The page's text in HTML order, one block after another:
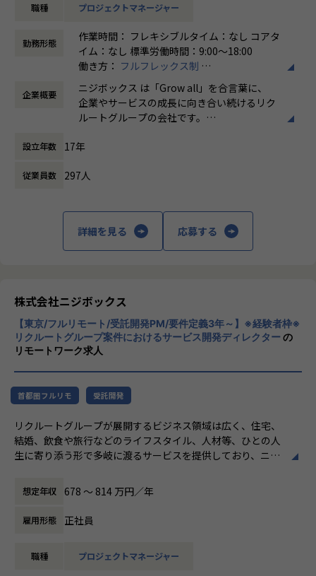
★ニジボックスでのワークスタイルが分かる、ブログ記事も
メンバーや社内の雰囲気、自由に学べてスキルアップできる
環境を感じていただけたら
・【社員インタビュー】Wantedly...https://www.wantedly.c
om/companies/nijibox/feed
・【メンバー執筆】Qiita...https://qiita.com/organization
・【オフィシャルブログ】…https://nijibox.jp/blog/
・【運営イベント】…https://nijibox.connpass.com/
リクルートグループのプロダクト開発ディレクションをお任
事業、ユーザー部門の担当者、プランナーと協業し、以下の
業務を担当いただきます。
＜企画・要件定義フェーズ＞
プロジェクトのQCDに責任を持ち、開発プロジェクトを推進
いただきます。
の整理
- エンジニアへの仕様説明
- ユーザーに向けてのコミュニケーション設計
- リリース後の様々なリスクへの対応計画
やりがい/魅力/醍醐味
現場ではただ指示された業務を行うのではなく、プロジェク
トの目的をふまえKPIを達成するためにどのような施策を行
定までに幅広く関わる機会があります。
て業務を経験することは、個人として今後のキャリアアップ
にも繋げていただける大きな成長機会です。
ができる体制が整っています。
ナレッジ向上施策として、動画、書籍等の学習教材の購入や
カンファレンス参加を会社負担でサポート。
さらに、業界の牽引者をメンターとして招いた講習など、ト
す。
職種 プロジェクトマネージャー
勤務形態
作業時間： フレキシブルタイム：なし コアタ
イム：なし 標準労働時間：9:00〜18:00
働き方： フルフレックス制
時間外労働の有無： 有（月平均5時間～10時
間）
休憩時間： 60分
企業概要
ニジボックス は「Grow all」を合言葉に、
企業やサービスの成長に向き合い続けるリク
ルートグループの会社です。
ングなどを通じて、お客様のビジネスに伴走
私たちはこの言葉を企業のVisionとしていま
す。
とらえること。
期待を大きく超える新たな価値を共に創り出
すこと。皆さまがサービスの成長を志したと
きに、
真っ先にニジボックスを思い浮かべていただ
けることを目指しています。
設立年数 17年
従業員数 297人
詳細を見る 応募する
株式会社ニジボックス
【東京/フルリモート/受託開発PM/要件定義3年～】※経験者枠※
リクルートグループ案件におけるサービス開発ディレクターの
リモートワーク求人
首都圏フルリモ 受託開発
リクルートグループが展開するビジネス領域は広く、住宅、
結婚、飲食や旅行などのライフスタイル、人材等、ひとの人
生に寄り添う形で多岐に渡るサービスを提供しており、ニジ
ットペッパー、じゃらん、リクナビなどの国内最大級のメデ
ィアの開発ディレクションに従事する、開発ディレクターを
募集しています。
リクルートグループのプロダクト開発ディレクションをお任
想定年収 678 〜 814 万円／年
雇用形態 正社員
職種 プロジェクトマネージャー